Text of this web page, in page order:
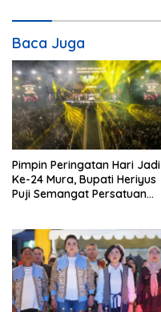
Baca Juga
Pimpin Peringatan Hari Jadi
Ke-24 Mura, Bupati Heriyus
Puji Semangat Persatuan